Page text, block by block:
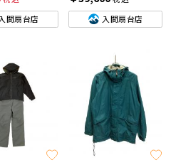
入間扇台店
入間扇台店